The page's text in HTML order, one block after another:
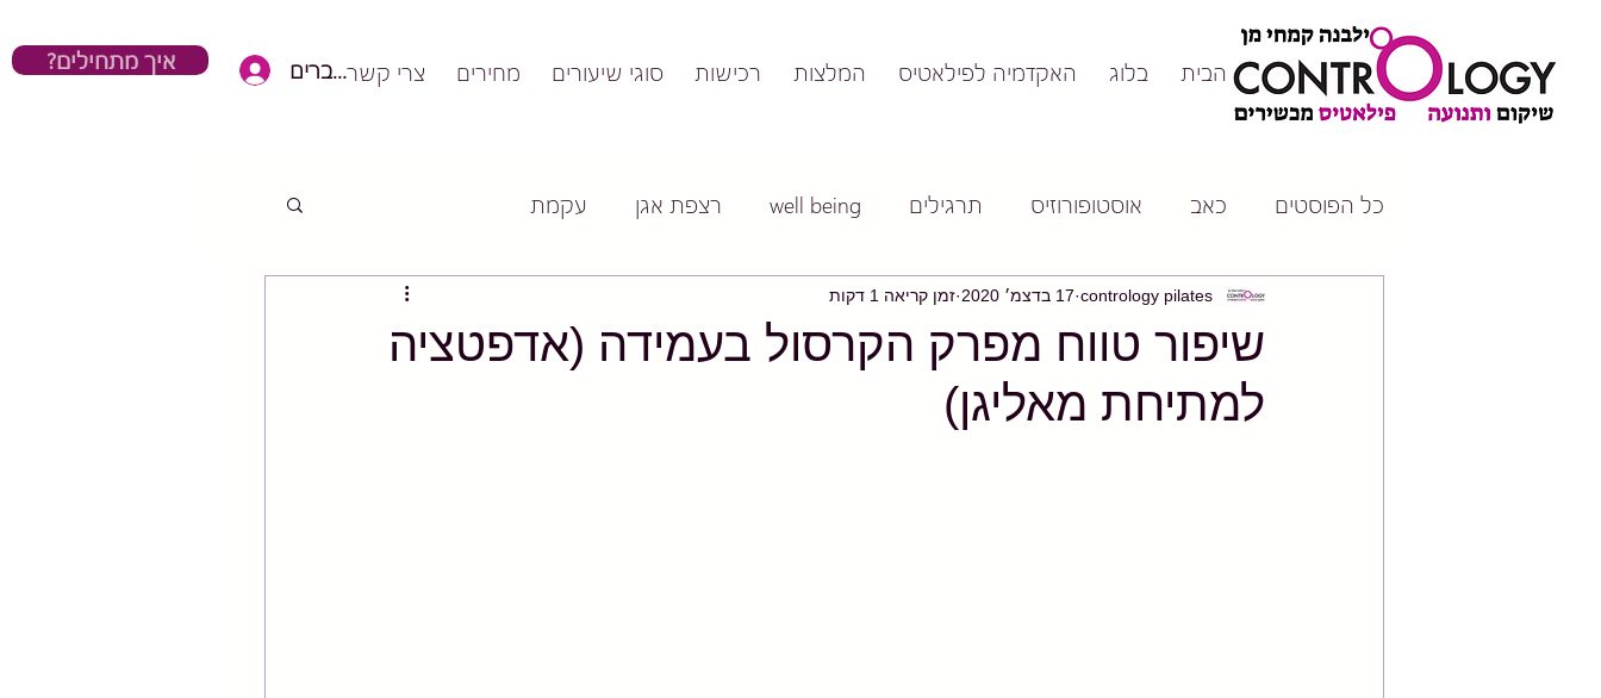
?איך מתחילים כניסת חברים דף הבית בלוג האקדמיה לפילאטיס המלצות רכישות סוגי שיעורים מחירים צרי קשר
כל הפוסטים כאב אוסטופורוזיס תרגילים well being רצפת אגן עקמת
שיפור טווח מפרק הקרסול בעמידה (אדפטציה
למתיחת מאליגן)
contrology pilates 17 בדצמ׳ 2020 זמן קריאה 1 דקות